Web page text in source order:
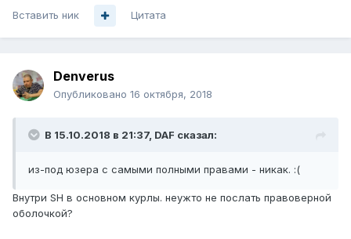
Вставить ник Цитата
Denverus
Опубликовано 16 октября, 2018
В 15.10.2018 в 21:37, DAF сказал:
из-под юзера с самыми полными правами - никак. :(
Внутри SH в основном курлы. неужто не послать правоверной
оболочкой?